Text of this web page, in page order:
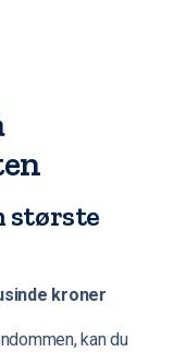
største
kroner
kan du